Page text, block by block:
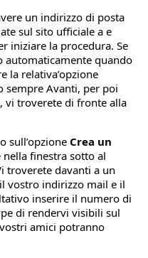
un indirizzo di posta
sul sito ufficiale a e
iniziare la procedura. Se
automaticamente quando
la relativa’opzione
sempre Avanti, per poi
vi troverete di fronte alla
sull’opzione Crea un
finestra sotto al
troverete davanti a un
vostro indirizzo mail e il
inserire il numero di
di rendervi visibili sul
amici potranno